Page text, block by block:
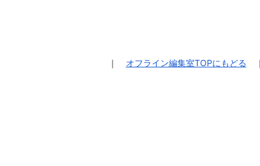
｜ オフライン編集室TOPにもどる ｜